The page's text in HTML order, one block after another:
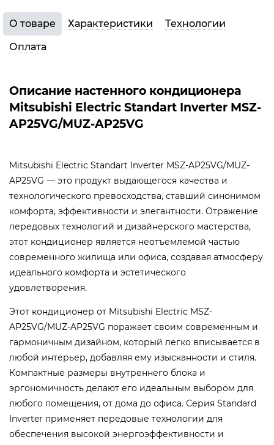
О товаре Характеристики
Технологии
Оплата
Описание настенного кондиционера
Mitsubishi Electric Standart Inverter MSZ-
AP25VG/MUZ-AP25VG
Mitsubishi Electric Standart Inverter MSZ-AP25VG/MUZ-
AP25VG — это продукт выдающегося качества и
технологического превосходства, ставший синонимом
комфорта, эффективности и элегантности. Отражение
передовых технологий и дизайнерского мастерства,
этот кондиционер является неотъемлемой частью
современного жилища или офиса, создавая атмосферу
идеального комфорта и эстетического
удовлетворения.
Этот кондиционер от Mitsubishi Electric MSZ-
AP25VG/MUZ-AP25VG поражает своим современным и
гармоничным дизайном, который легко вписывается в
любой интерьер, добавляя ему изысканности и стиля.
Компактные размеры внутреннего блока и
эргономичность делают его идеальным выбором для
любого помещения, от дома до офиса. Серия Standard
Inverter применяет передовые технологии для
обеспечения высокой энергоэффективности и